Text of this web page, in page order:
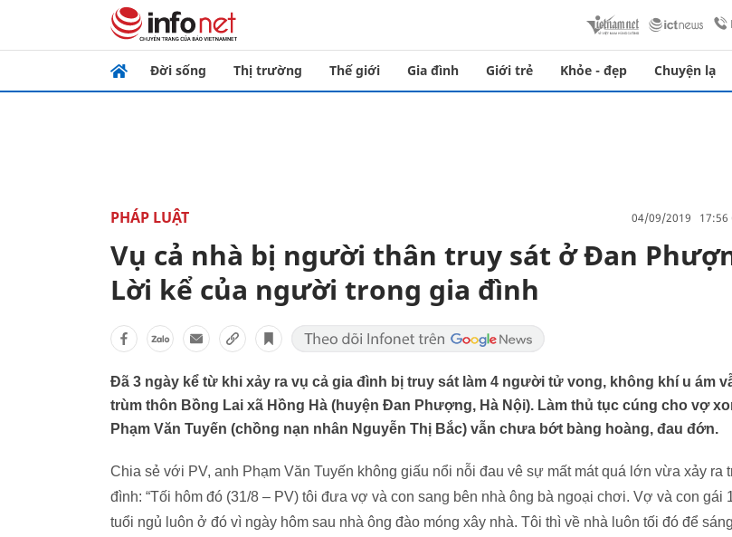
Đời sống Thị trường Thế giới Gia đình Giới trẻ Khỏe - đẹp Chuyện lạ
PHÁP LUẬT 04/09/2019 17:56
Vụ cả nhà bị người thân truy sát ở Đan
Lời kể của người trong gia đình
Đã 3 ngày kể từ khi xảy ra vụ cả gia đình bị truy sát làm 4 người tử vong, không khí u ám
trùm thôn Bồng Lai xã Hồng Hà (huyện Đan Phượng, Hà Nội). Làm thủ tục cúng cho vợ
Phạm Văn Tuyến (chồng nạn nhân Nguyễn Thị Bắc) vẫn chưa bớt bàng hoàng, đau đớn.
Chia sẻ với PV, anh Phạm Văn Tuyến không giấu nổi nỗi đau vê sự mất mát quá lớn vừa xảy ra
đình: “Tối hôm đó (31/8 – PV) tôi đưa vợ và con sang bên nhà ông bà ngoại chơi. Vợ và con gái
tuổi ngủ luôn ở đó vì ngày hôm sau nhà ông đào móng xây nhà. Tôi thì về nhà luôn tối đó để